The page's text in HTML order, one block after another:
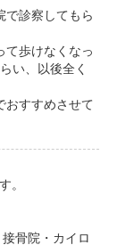
で診察してもら
て歩けなくなっ
い、以後全く
おすすめさせて
。
骨院・カイロ